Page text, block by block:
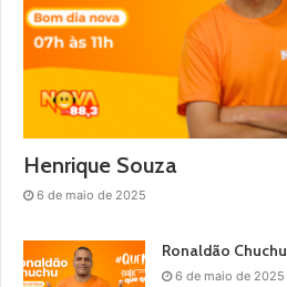
Henrique Souza
6 de maio de 2025
Ronaldão Chuchu
6 de maio de 2025